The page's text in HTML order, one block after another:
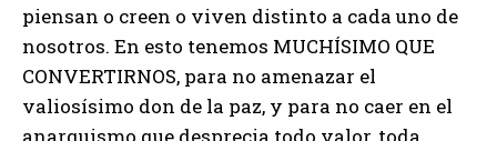
piensan o creen o viven distinto a cada uno de
nosotros. En esto tenemos MUCHÍSIMO QUE
CONVERTIRNOS, para no amenazar el
valiosísimo don de la paz, y para no caer en el
anarquismo que desprecia todo valor, toda